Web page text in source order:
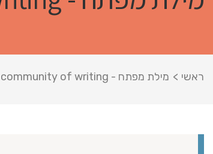
ראשי > מילת מפתח - online community of writing